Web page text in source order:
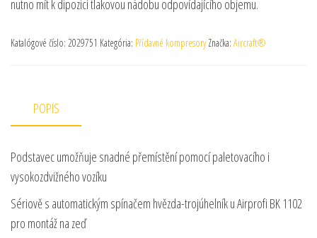
nutno mít k dipozici tlakovou nádobu odpovídajícího objemu.
Katalógové číslo: 2029751 Kategória: Přídavné kompresory Značka: Aircraft®
POPIS
Podstavec umožňuje snadné přemístění pomocí paletovacího i
vysokozdvižného vozíku
Sériově s automatickým spínačem hvězda-trojúhelník u Airprofi BK 1102
pro montáž na zeď